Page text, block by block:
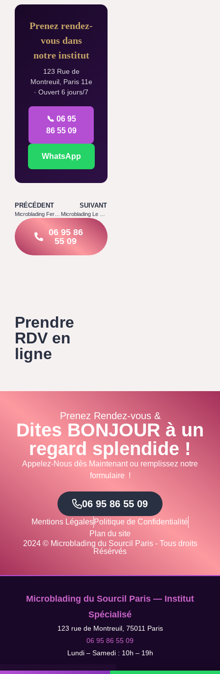
Prenez rendez-
vous dans
notre institut
123 Rue de
Montreuil, Paris 11e
· Ouvert 6 jours/7
📞 06 95
86 55 09
WhatsApp
PRÉCÉDENT
Microblading Ferrières en Brie 77164
SUIVANT
Microblading Le Plessis l’Évêque 77165
06 95 86
55 09
Prendre
RDV en
ligne
Prenez Rendez-vous &
Dites BONJOUR à un
regard splendide !
Appelez-Nous dès Maintenant ou remplissez notre
formulaire !
06 95 86 55 09
Mentions LégalesPolitique de Confidentialité
Plan du site
2024 © Microblading du Sourcil Paris - Tous droits
Résérvés
Microblading du Sourcil Paris — Institut
Spécialisé
123 rue de Montreuil, 75011 Paris
06 95 86 55 09
Lundi – Samedi : 10h – 19h